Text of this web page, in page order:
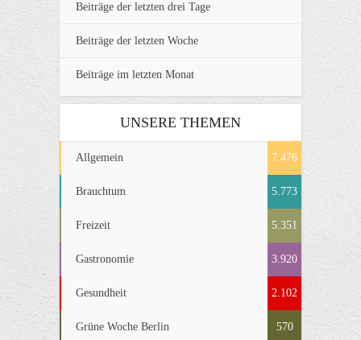
Beiträge der letzten drei Tage
Beiträge der letzten Woche
Beiträge im letzten Monat
UNSERE THEMEN
Allgemein 7.476
Brauchtum 5.773
Freizeit 5.351
Gastronomie 3.920
Gesundheit 2.102
Grüne Woche Berlin 570